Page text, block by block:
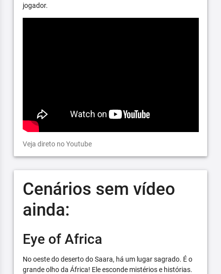
jogador.
Veja direto no Youtube
Cenários sem vídeo
ainda:
Eye of Africa
No oeste do deserto do Saara, há um lugar sagrado. É o
grande olho da África! Ele esconde mistérios e histórias.